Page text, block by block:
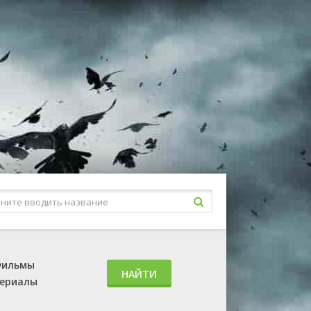
НАЙТИ